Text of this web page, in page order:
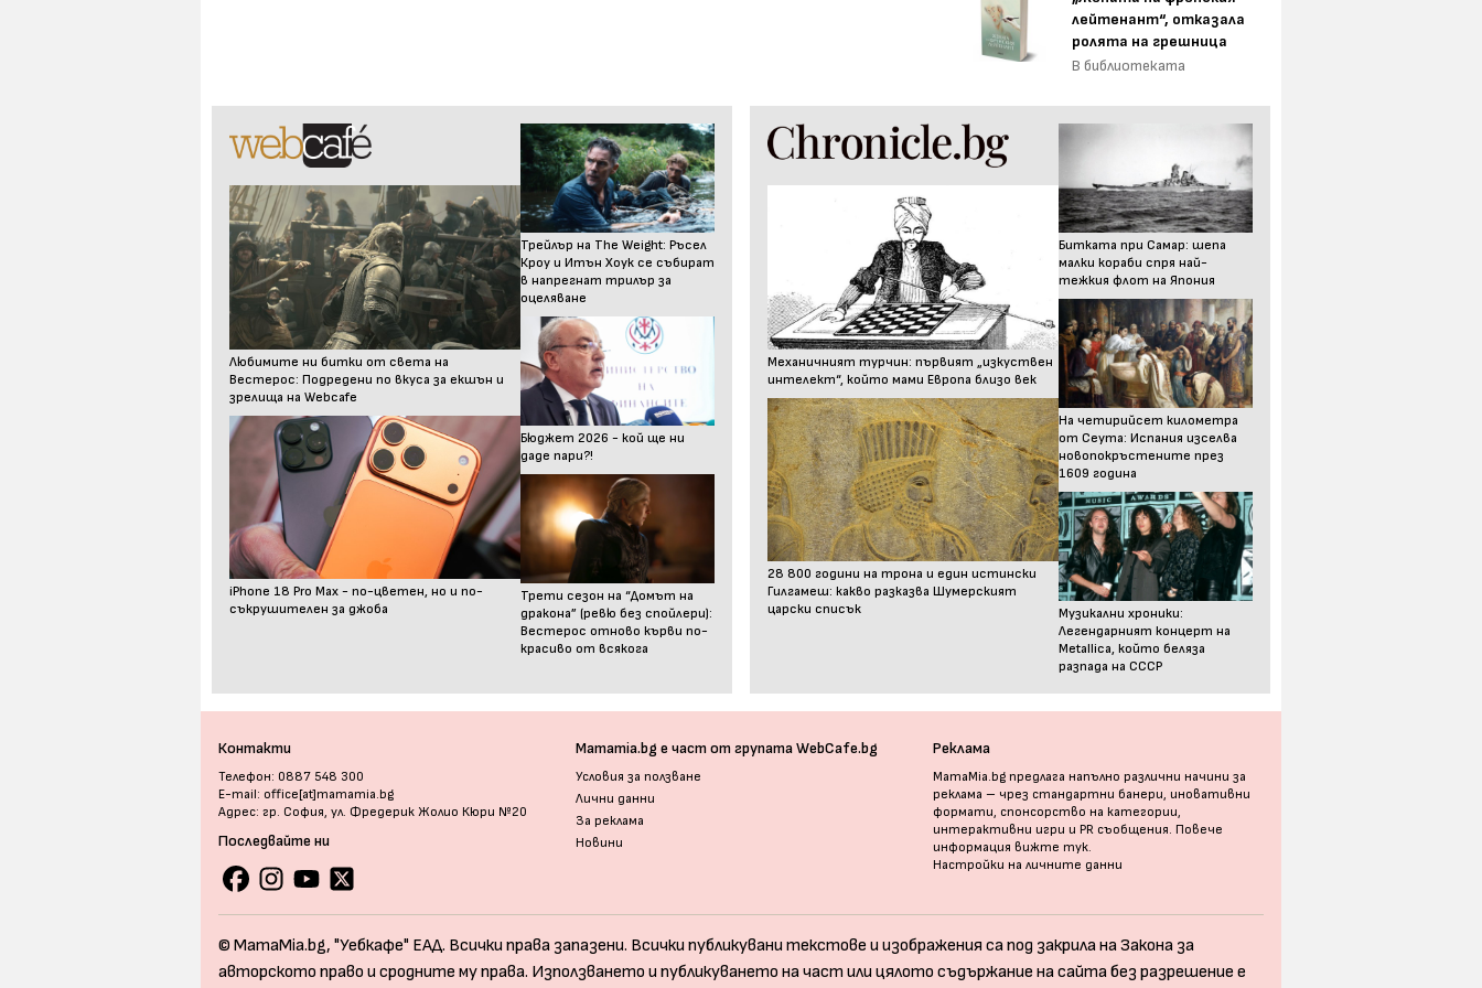
лейтенант“, отказала
ролята на грешница
В библиотеката
Любимите ни битки от света на
Вестерос: Подредени по вкуса за екшън и
зрелища на Webcafe
iPhone 18 Pro Max - по-цветен, но и по-
съкрушителен за джоба
Трейлър на The Weight: Ръсел
Кроу и Итън Хоук се събират
в напрегнат трилър за
оцеляване
Бюджет 2026 - кой ще ни
даде пари?!
Трети сезон на “Домът на
дракона” (ревю без спойлери):
Вестерос отново кърви по-
красиво от всякога
Механичният турчин: първият „изкуствен
интелект“, който мами Европа близо век
28 800 години на трона и един истински
Гилгамеш: какво разказва Шумерският
царски списък
Битката при Самар: шепа
малки кораби спря най-
тежкия флот на Япония
На четирийсет километра
от Сеута: Испания изселва
новопокръстените през
1609 година
Музикални хроники:
Легендарният концерт на
Metallica, който беляза
разпада на СССР
Контакти
Телефон: 0887 548 300
E-mail: office[at]mamamia.bg
Адрес: гр. София, ул. Фредерик Жолио Кюри №20
Последвайте ни
Mamamia.bg е част от групата WebCafe.bg
Условия за ползване
Лични данни
За реклама
Новини
Реклама
MamaMia.bg предлага напълно различни начини за
реклама – чрез стандартни банери, иновативни
формати, спонсорство на категории,
интерактивни игри и PR съобщения. Повече
информация вижте тук.
Настройки на личните данни
© MamaMia.bg, "Уебкафе" ЕАД. Всички права запазени. Всички публикувани текстове и изображения са под закрила на Закона за
авторското право и сродните му права. Използването и публикуването на част или цялото съдържание на сайта без разрешение е